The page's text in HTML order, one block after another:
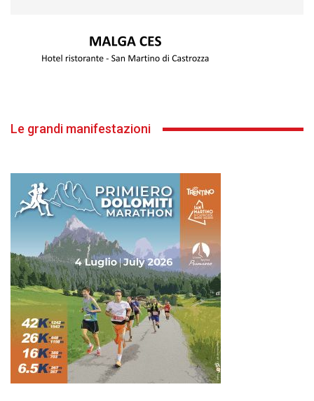
Le grandi manifestazioni